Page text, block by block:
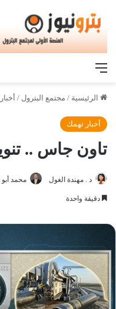
القائمة
الرئيسية / مجتمع البترول /
أخبار تهمك
تاون جاس ..
د . مهندة الغول محمد أبو
دقيقة واحدة